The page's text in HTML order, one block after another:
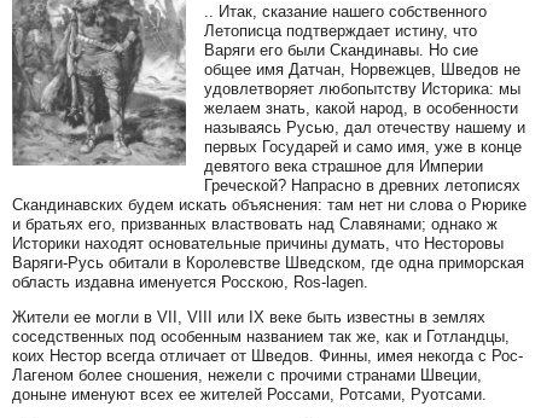
.. Итак, сказание нашего собственного
Летописца подтверждает истину, что
Варяги его были Скандинавы. Но сие
общее имя Датчан, Норвежцев, Шведов не
удовлетворяет любопытству Историка: мы
желаем знать, какой народ, в особенности
называясь Русью, дал отечеству нашему и
первых Государей и само имя, уже в конце
девятого века страшное для Империи
Греческой? Напрасно в древних летописях
Скандинавских будем искать объяснения: там нет ни слова о Рюрике
и братьях его, призванных властвовать над Славянами; однако ж
Историки находят основательные причины думать, что Несторовы
Варяги-Русь обитали в Королевстве Шведском, где одна приморская
область издавна именуется Росскою, Ros-lagen.
Жители ее могли в VII, VIII или IX веке быть известны в землях
соседственных под особенным названием так же, как и Готландцы,
коих Нестор всегда отличает от Шведов. Финны, имея некогда с Рос-
Лагеном более сношения, нежели с прочими странами Швеции,
доныне именуют всех ее жителей Россами, Ротсами, Руотсами.